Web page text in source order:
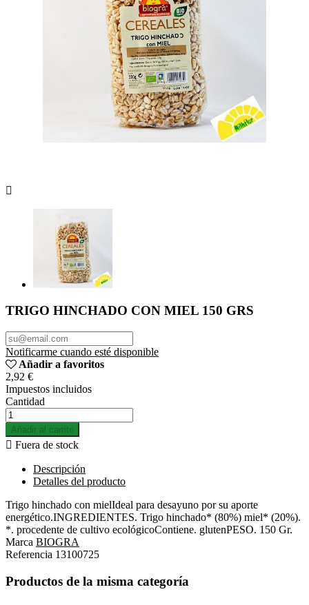

TRIGO HINCHADO CON MIEL 150 GRS
Notificarme cuando esté disponible
Añadir a favoritos
2,92 €
Impuestos incluidos
Cantidad
Añadir al carrito
 Fuera de stock
Descripción
Detalles del producto
Trigo hinchado con mielIdeal para desayuno por su aporte
energético.INGREDIENTES. Trigo hinchado* (80%) miel* (20%).
*. procedente de cultivo ecológicoContiene. glutenPESO. 150 Gr.
Marca BIOGRA
Referencia 13100725
Productos de la misma categoría